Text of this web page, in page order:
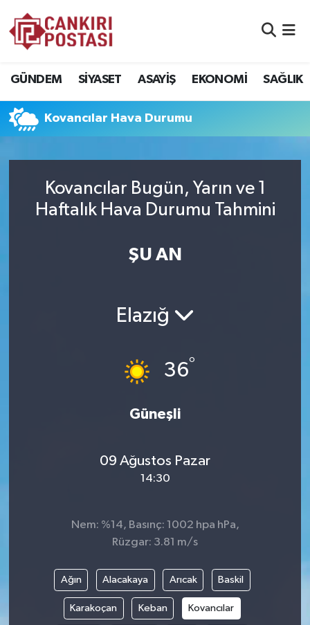
GÜNDEM SİYASET ASAYİŞ EKONOMİ SAĞLIK
Kovancılar Hava Durumu
Kovancılar Bugün, Yarın ve 1
Haftalık Hava Durumu Tahmini
ŞU AN
Elazığ
36°
Güneşli
09 Ağustos Pazar
14:30
Nem: %14, Basınç: 1002 hpa hPa,
Rüzgar: 3.81 m/s
Ağın Alacakaya Arıcak Baskil
Karakoçan Keban Kovancılar
ASAYİŞ
EKONOMİ
SAĞLIK
BİLİM&TEKNOLOJİ
BÖLGE
Namaz Vakitleri
Trafik Durumu
Süper Lig Puan Durumu ve Fikstür
Son Dakika Haberleri